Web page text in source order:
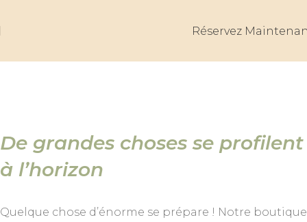
Réservez
De grandes choses se profilent
à l’horizon
Quelque chose d’énorme se prépare ! Notre boutique